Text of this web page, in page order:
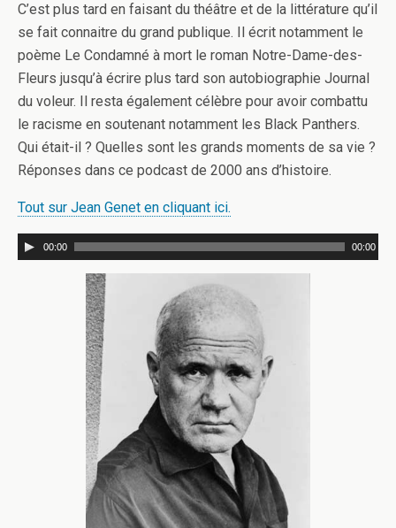
C’est plus tard en faisant du théâtre et de la littérature qu’il
se fait connaitre du grand publique. Il écrit notamment le
poème Le Condamné à mort le roman Notre-Dame-des-
Fleurs jusqu’à écrire plus tard son autobiographie Journal
du voleur. Il resta également célèbre pour avoir combattu
le racisme en soutenant notamment les Black Panthers.
Qui était-il ? Quelles sont les grands moments de sa vie ?
Réponses dans ce podcast de 2000 ans d’histoire.
Tout sur Jean Genet en cliquant ici.
00:00 00:00